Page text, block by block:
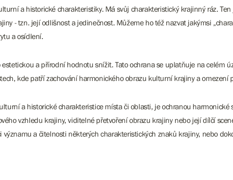
a historické charakteristiky. Má svůj charakteristický krajinný ráz.
- tzn. její odlišnost a jedinečnost. Můžeme ho též nazvat jakýmsi
a osídlení.
a přírodní hodnotu snížit. Tato ochrana se uplatňuje na celém
kde patří zachování harmonického obrazu kulturní krajiny a
a historické charakteristice místa či oblasti, je ochranou
vzhledu krajiny, viditelné přetvoření obrazu krajiny nebo její dílčí
a čitelnosti některých charakteristických znaků krajiny, nebo